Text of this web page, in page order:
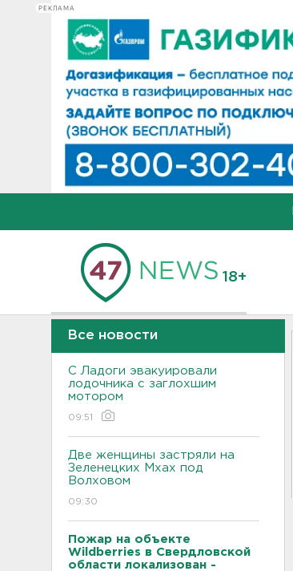
РЕКЛАМА
18+
Все новости
С Ладоги эвакуировали
лодочника с заглохшим
мотором
09:51
Две женщины застряли на
Зеленецких Мхах под
Волховом
09:30
Пожар на объекте
Wildberries в Свердловской
области локализован -